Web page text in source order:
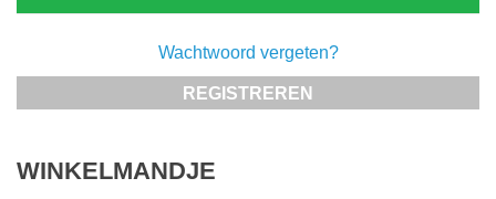
Wachtwoord vergeten?
REGISTREREN
WINKELMANDJE